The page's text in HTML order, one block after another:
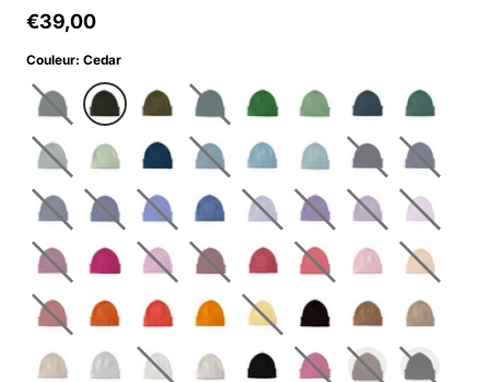
Regular price
€39,00
Couleur: Cedar